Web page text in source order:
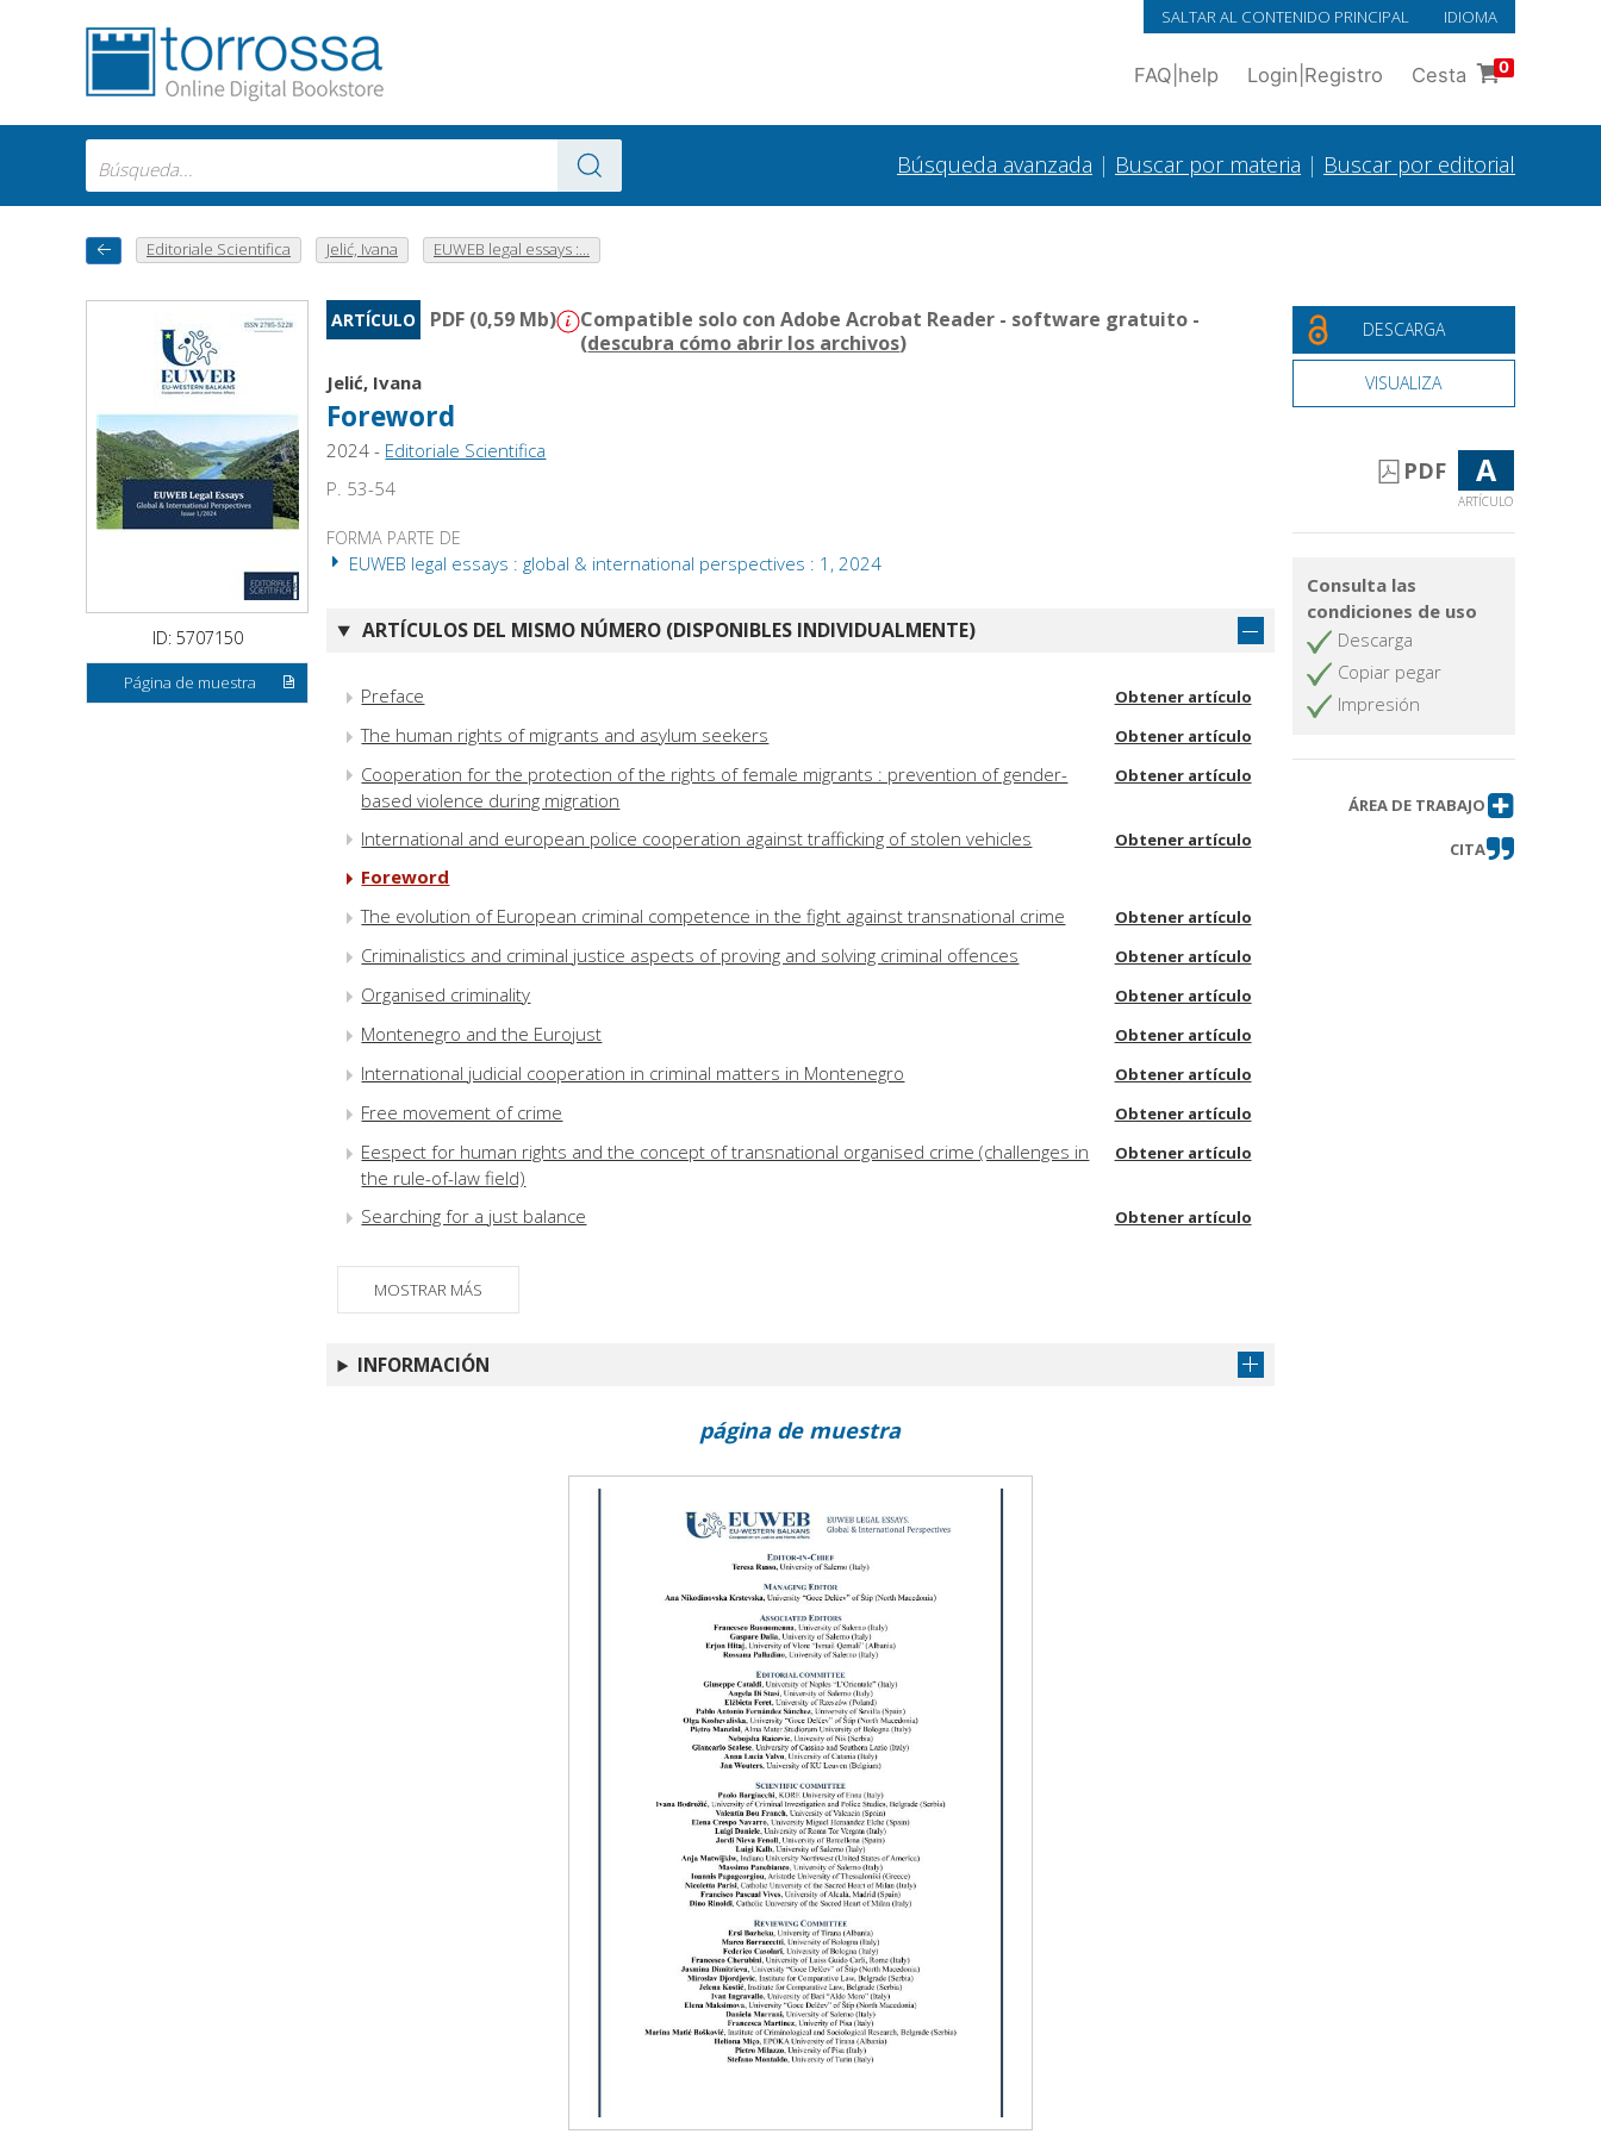
SALTAR AL CONTENIDO PRINCIPAL IDIOMA
FAQ help Login Registro Cesta 0
Búsqueda avanzada | Buscar por materia | Buscar por editorial
Editoriale Scientifica Jelić, Ivana EUWEB legal essays :...
ID: 5707150
Página de muestra
ARTÍCULO PDF (0,59 Mb)
Compatible solo con Adobe Acrobat Reader - software gratuito -
(descubra cómo abrir los archivos)
Jelić, Ivana
Foreword
2024 - Editoriale Scientifica
P. 53-54
FORMA PARTE DE
EUWEB legal essays : global & international perspectives : 1, 2024
ARTÍCULOS DEL MISMO NÚMERO (DISPONIBLES INDIVIDUALMENTE)
Preface Obtener artículo
The human rights of migrants and asylum seekers Obtener artículo
Cooperation for the protection of the rights of female migrants : prevention of gender-
based violence during migration
Obtener artículo
International and european police cooperation against trafficking of stolen vehicles Obtener artículo
Foreword
The evolution of European criminal competence in the fight against transnational crime
Obtener artículo
Criminalistics and criminal justice aspects of proving and solving criminal offences Obtener artículo
Organised criminality Obtener artículo
Montenegro and the Eurojust Obtener artículo
International judicial cooperation in criminal matters in Montenegro Obtener artículo
Free movement of crime Obtener artículo
Eespect for human rights and the concept of transnational organised crime (challenges in
the rule-of-law field)
Obtener artículo
Searching for a just balance Obtener artículo
MOSTRAR MÁS
INFORMACIÓN
DESCARGA
VISUALIZA
PDF A
ARTÍCULO
Consulta las
condiciones de uso
Descarga
Copiar pegar
Impresión
ÁREA DE TRABAJO
CITA
página de muestra